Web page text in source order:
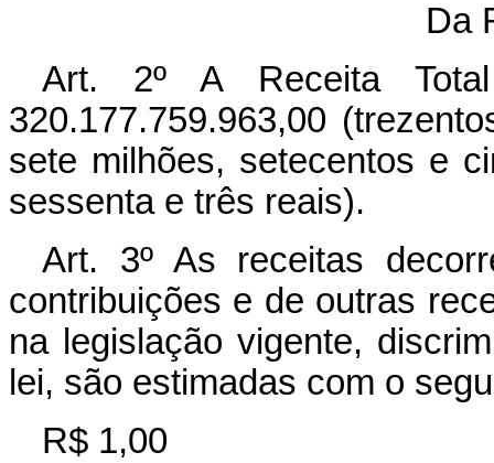
Da
Art. 2º A Receita
320.177.759.963,00
sete milhões, setecentos e
sessenta e três reais).
Art. 3º As receitas
contribuições e de outras
na legislação vigente,
lei, são estimadas com o
R$ 1,00